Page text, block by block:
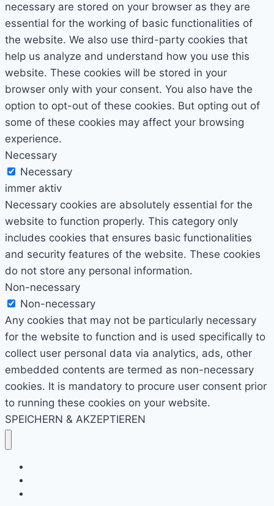
necessary are stored on your browser as they are
essential for the working of basic functionalities of
the website. We also use third-party cookies that
help us analyze and understand how you use this
website. These cookies will be stored in your
browser only with your consent. You also have the
option to opt-out of these cookies. But opting out of
some of these cookies may affect your browsing
experience.
Necessary
Necessary
immer aktiv
Necessary cookies are absolutely essential for the
website to function properly. This category only
includes cookies that ensures basic functionalities
and security features of the website. These cookies
do not store any personal information.
Non-necessary
Non-necessary
Any cookies that may not be particularly necessary
for the website to function and is used specifically to
collect user personal data via analytics, ads, other
embedded contents are termed as non-necessary
cookies. It is mandatory to procure user consent prior
to running these cookies on your website.
SPEICHERN & AKZEPTIEREN